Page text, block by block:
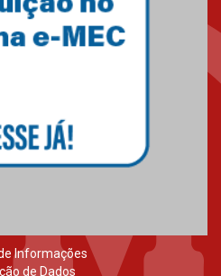
Informações
de Dados